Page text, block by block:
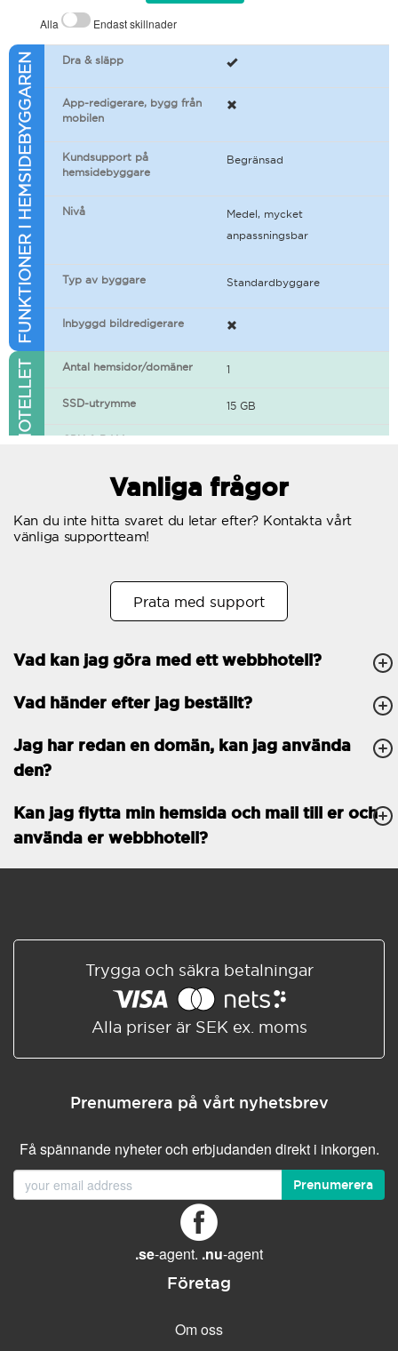
Alla Endast skillnader
FUNKTIONER I HEMSIDEBYGGAREN Dra & släpp
App-redigerare, bygg från
mobilen
Kundsupport på
hemsidebyggare
Begränsad
Nivå
Medel, mycket
anpassningsbar
Typ av byggare Standardbyggare
Inbyggd bildredigerare
FUNKTIONER I WEBBHOTELLET Antal hemsidor/domäner 1
SSD-utrymme 15 GB
CPU & RAM
Gratis SSL-certifikat
Antal samtidiga
Antal subdomäner Obegränsat
cPanel
FTP, SSH, GIT
Databaser Obegränsat
E-POSTFUNKTIONER
IMAP/CalDAV/CardDAV
Spamskydd Standard
Delad/Synkroniserad
adressbok
E-postfiltrering
Autosvar
Daglig säkerhetskopiering
telefonsupport
Vanliga frågor
Kan du inte hitta svaret du letar efter? Kontakta vårt
vänliga supportteam!
Prata med support
Vad kan jag göra med ett webbhotell?
Vad händer efter jag beställt?
Jag har redan en domän, kan jag använda
den?
Kan jag flytta min hemsida och mail till er och
använda er webbhotell?
Trygga och säkra betalningar
Alla priser är SEK ex. moms
Prenumerera på vårt nyhetsbrev
Få spännande nyheter och erbjudanden direkt i inkorgen.
Prenumerera
.se-agent. .nu-agent
Företag
Om oss